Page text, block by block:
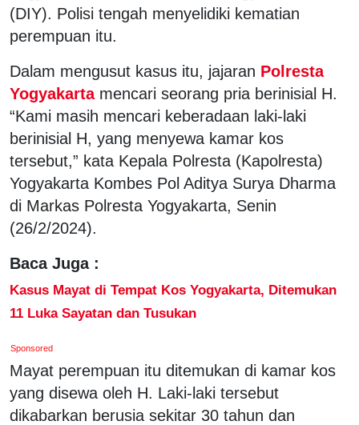
(DIY). Polisi tengah menyelidiki kematian
perempuan itu.
Dalam mengusut kasus itu, jajaran Polresta
Yogyakarta mencari seorang pria berinisial H.
“Kami masih mencari keberadaan laki-laki
berinisial H, yang menyewa kamar kos
tersebut,” kata Kepala Polresta (Kapolresta)
Yogyakarta Kombes Pol Aditya Surya Dharma
di Markas Polresta Yogyakarta, Senin
(26/2/2024).
Baca Juga :
Kasus Mayat di Tempat Kos Yogyakarta, Ditemukan
11 Luka Sayatan dan Tusukan
Sponsored
Mayat perempuan itu ditemukan di kamar kos
yang disewa oleh H. Laki-laki tersebut
dikabarkan berusia sekitar 30 tahun dan